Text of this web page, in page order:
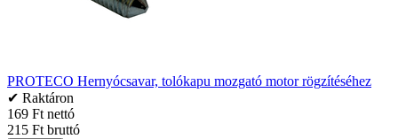
PROTECO Hernyócsavar, tolókapu mozgató motor rögzítéséhez
✔ Raktáron
169 Ft nettó
215 Ft bruttó